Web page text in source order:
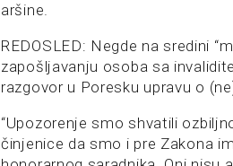
aršine.
REDOSLED: Negde na sredini
zapošljavanju osoba sa
razgovor u Poresku upravu o
“Upozorenje smo shvatili
činjenice da smo i pre Zakona